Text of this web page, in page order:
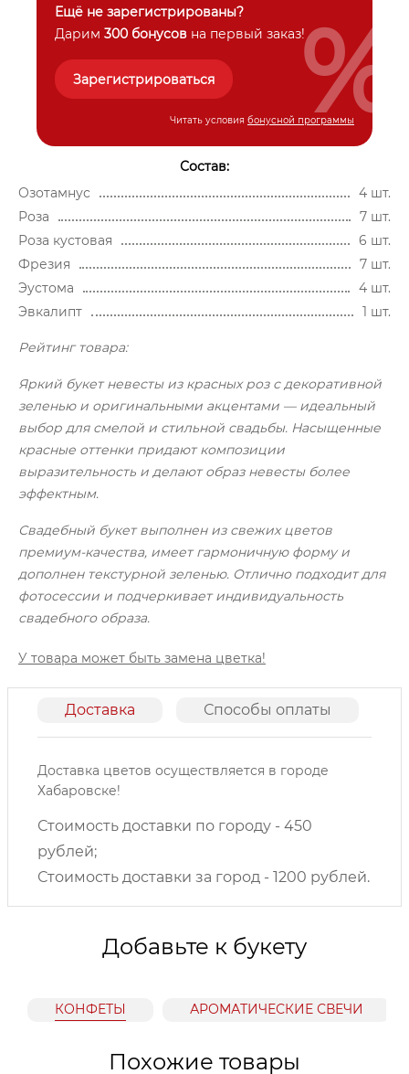
Ещё не зарегистрированы?
Дарим 300 бонусов на первый заказ!
Зарегистрироваться
Читать условия бонусной программы
%
Состав:
Озотамнус
4 шт.
Роза
7 шт.
Роза кустовая
6 шт.
Фрезия
7 шт.
Эустома
4 шт.
Эвкалипт
1 шт.
Рейтинг товара:
Яркий букет невесты из красных роз с декоративной
зеленью и оригинальными акцентами — идеальный
выбор для смелой и стильной свадьбы. Насыщенные
красные оттенки придают композиции
выразительность и делают образ невесты более
эффектным.
Свадебный букет выполнен из свежих цветов
премиум-качества, имеет гармоничную форму и
дополнен текстурной зеленью. Отлично подходит для
фотосессии и подчеркивает индивидуальность
свадебного образа.
У товара может быть замена цветка!
Доставка Способы оплаты
Доставка цветов осуществляется в городе
Хабаровске!
Стоимость доставки по городу - 450
рублей;
Стоимость доставки за город - 1200 рублей.
Добавьте к букету
КОНФЕТЫ АРОМАТИЧЕСКИЕ СВЕЧИ
Похожие товары